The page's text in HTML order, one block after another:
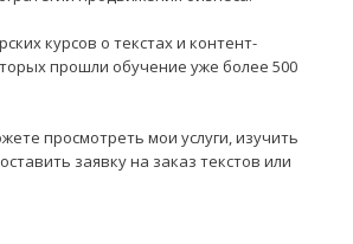
курсов о текстах и контент-
прошли обучение уже более 500
просмотреть мои услуги, изучить
заявку на заказ текстов или